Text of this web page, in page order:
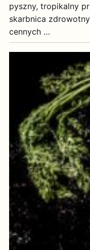
pyszny, tropikalny
skarbnica
cennych …